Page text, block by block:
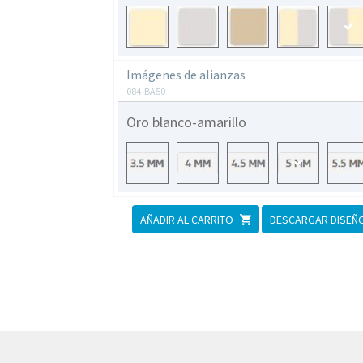
Imágenes de alianzas
084-BA50
Oro blanco-amarillo
AÑADIR AL CARRITO DESCARGAR